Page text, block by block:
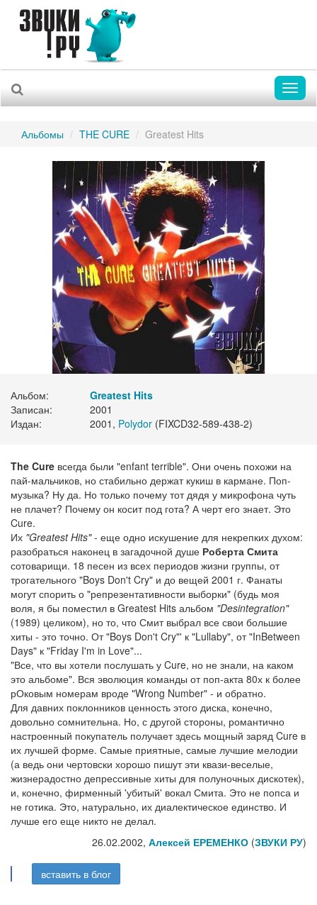
Альбомы THE CURE Greatest Hits
Альбом:
Greatest Hits
Записан:
2001
Издан:
2001, Polydor (FIXCD32-589-438-2)
The Cure всегда были "enfant terrible". Они очень похожи на
пай-мальчиков, но стабильно держат кукиш в кармане. Поп-
музыка? Ну да. Но только почему тот дядя у микрофона чуть
не плачет? Почему он косит под гота? А черт его знает. Это
Cure.
Их "Greatest Hits"- еще одно искушение для некрепких духом:
разобраться наконец в загадочной душе Роберта Смита
сотоварищи. 18 песен из всех периодов жизни группы, от
трогательного "Boys Don't Cry" и до вещей 2001 г. Фанаты
могут спорить о "репрезентативности выборки" (будь моя
воля, я бы поместил в Greatest Hits альбом "Desintegration"
(1989) целиком), но то, что Смит выбрал все свои большие
хиты - это точно. От "Boys Don't Cry"' к "Lullaby", от "InBetween
Days" к "Friday I'm in Love"...
"Все, что вы хотели послушать у Cure, но не знали, на каком
это альбоме". Вся эволюция команды от поп-акта 80х к более
рОковым номерам вроде "Wrong Number" - и обратно.
Для давних поклонников ценность этого диска, конечно,
довольно сомнительна. Но, с другой стороны, романтично
настроенный покупатель получает здесь мощный заряд Cure в
их лучшей форме. Самые приятные, самые лучшие мелодии
(а ведь они чертовски хорошо пишут эти квази-веселые,
жизнерадостно депрессивные хиты для полуночных дискотек),
и, конечно, фирменный 'убитый' вокал Смита. Это не попса и
не готика. Это, натурально, их диалектическое единство. И
лучше его еще никто не делал.
26.02.2002, Алексей ЕРЕМЕНКО (ЗВУКИ РУ)
вставить в блог